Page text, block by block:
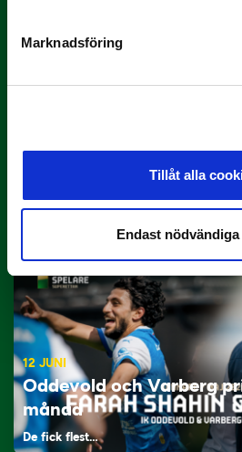
Marknadsföring
Tillåt alla
Endast
Lagerlöf tar över i
12 JUNI
Oddevold och Varberg
månad
De fick flest…